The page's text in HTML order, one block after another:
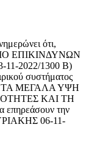
ότι,
ΕΠΙΚΙΝΔΥΝΩΝ
2022/1300 B)
συστήματος
ΤΑ ΜΕΓΑΛΑ ΥΨΗ
ΚΑΙ ΤΗ
την
06-11-